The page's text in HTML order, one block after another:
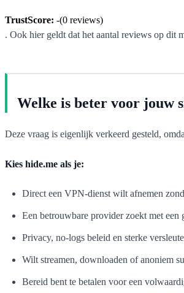
TrustScore: -(0 reviews)
. Ook hier geldt dat het aantal reviews op dit
Welke is beter voor jouw
Deze vraag is eigenlijk verkeerd gesteld,
Kies hide.me als je:
Direct een VPN-dienst wilt afnemen
Een betrouwbare provider zoekt met een
Privacy, no-logs beleid en sterke
Wilt streamen, downloaden of anoniem
Bereid bent te betalen voor een